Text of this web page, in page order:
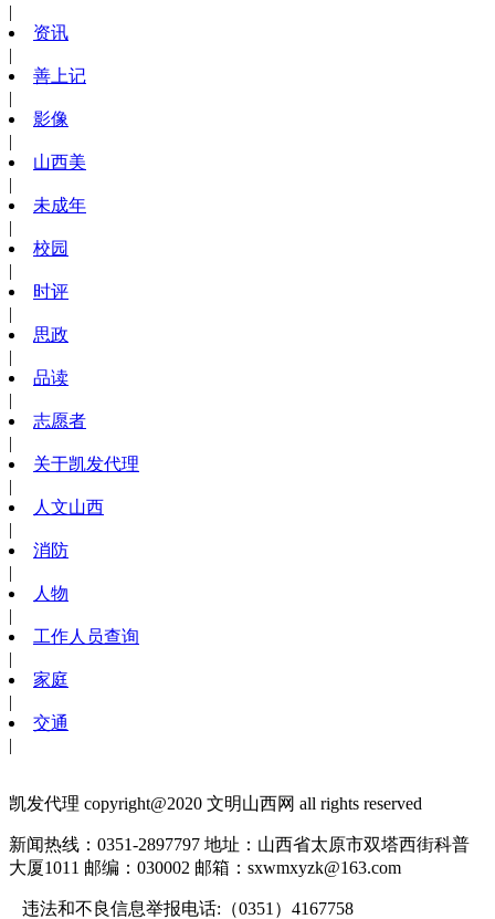
|
资讯
|
善上记
|
影像
|
山西美
|
未成年
|
校园
|
时评
|
思政
|
品读
|
志愿者
|
关于凯发代理
|
人文山西
|
消防
|
人物
|
工作人员查询
|
家庭
|
交通
|
凯发代理 copyright@2020 文明山西网 all rights reserved
新闻热线：0351-2897797 地址：山西省太原市双塔西街科普
大厦1011 邮编：030002 邮箱： sxwmxyzk@163.com
违法和不良信息举报电话:（0351）4167758